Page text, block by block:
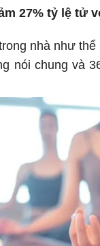
27% tỷ lệ tử
nhà như
nói chung và